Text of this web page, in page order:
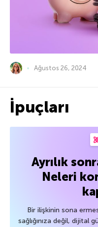
Ağustos 26, 2024
İpuçları
Ayrılık
Neleri
Bir ilişkinin sona
sağlığınıza değil, dijital